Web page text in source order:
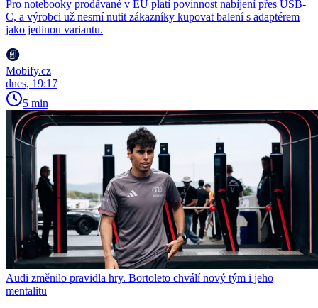
Pro notebooky prodávané v EU platí povinnost nabíjení přes USB-
C, a výrobci už nesmí nutit zákazníky kupovat balení s adaptérem
jako jedinou variantu.
Mobify.cz
dnes, 19:17
5 min
Audi změnilo pravidla hry. Bortoleto chválí nový tým i jeho
mentalitu